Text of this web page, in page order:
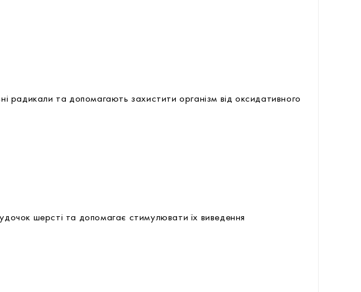
радикали та допомагають захистити організм від оксидативного
шерсті та допомагає стимулювати їх виведення